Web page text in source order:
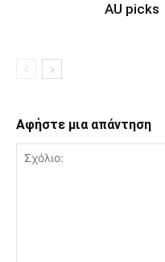
AU picks
Αφήστε μια απάντηση